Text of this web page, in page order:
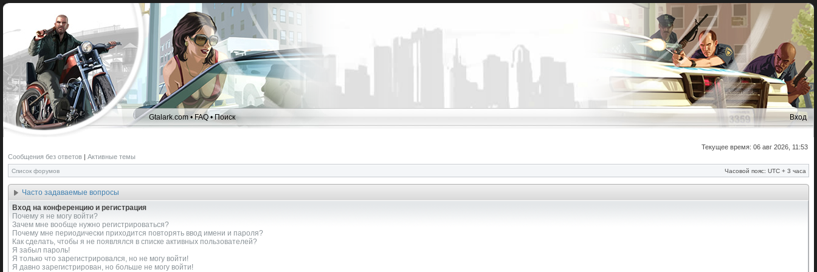
Gtalark.com •FAQ•Поиск Вход
Текущее время: 06 авг 2026, 11:53
Сообщения без ответов | Активные темы
Список форумов Часовой пояс: UTC + 3 часа
Часто задаваемые вопросы
Вход на конференцию и регистрация
Почему я не могу войти?
Зачем мне вообще нужно регистрироваться?
Почему мне периодически приходится повторять ввод имени и пароля?
Как сделать, чтобы я не появлялся в списке активных пользователей?
Я забыл пароль!
Я только что зарегистрировался, но не могу войти!
Я давно зарегистрирован, но больше не могу войти!